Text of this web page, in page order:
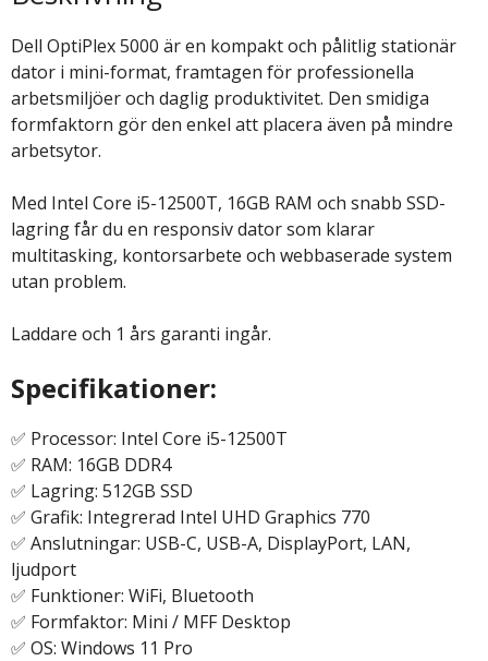
Dell OptiPlex 5000 är en kompakt och pålitlig stationär
dator i mini-format, framtagen för professionella
arbetsmiljöer och daglig produktivitet. Den smidiga
formfaktorn gör den enkel att placera även på mindre
arbetsytor.
Med Intel Core i5-12500T, 16GB RAM och snabb SSD-
lagring får du en responsiv dator som klarar
multitasking, kontorsarbete och webbaserade system
utan problem.
Laddare och 1 års garanti ingår.
Specifikationer:
✅ Processor: Intel Core i5-12500T
✅ RAM: 16GB DDR4
✅ Lagring: 512GB SSD
✅ Grafik: Integrerad Intel UHD Graphics 770
✅ Anslutningar: USB-C, USB-A, DisplayPort, LAN,
ljudport
✅ Funktioner: WiFi, Bluetooth
✅ Formfaktor: Mini / MFF Desktop
✅ OS: Windows 11 Pro